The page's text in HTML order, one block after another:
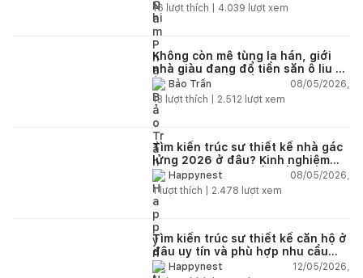
16 lượt thích | 4.039 lượt xem
Không còn mê tùng la hán, giới
nhà giàu đang đổ tiền săn ô liu cổ
thụ từ châu Âu về ban công
Bảo Trần
08/05/2026,
13 lượt thích | 2.512 lượt xem
Tìm kiến trúc sư thiết kế nhà gác
lửng 2026 ở đâu? Kinh nghiệm
chọn đúng tránh tốn tiền
Happynest
08/05/2026,
1lượt thích | 2.478 lượt xem
Tìm kiến trúc sư thiết kế căn hộ ở
đâu uy tín và phù hợp nhu cầu
năm 2026?
Happynest
12/05/2026,